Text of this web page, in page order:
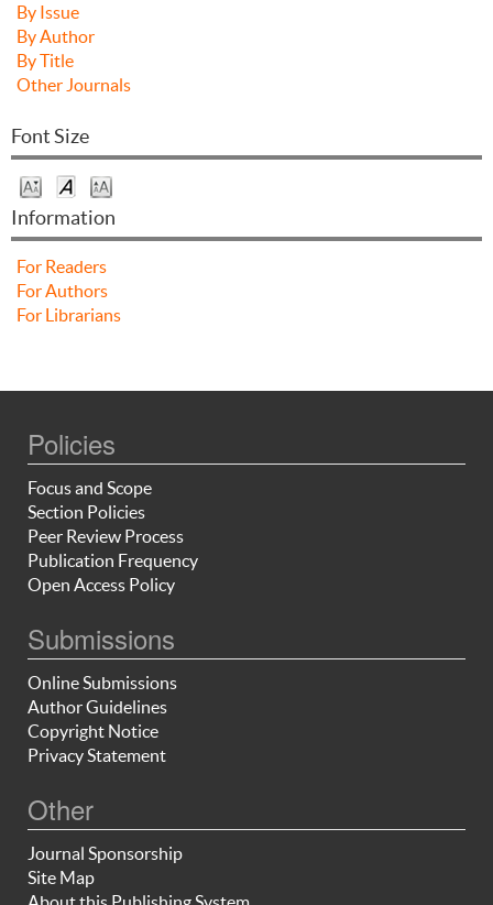
By Issue
By Author
By Title
Other Journals
Font Size
Information
For Readers
For Authors
For Librarians
Policies
Focus and Scope
Section Policies
Peer Review Process
Publication Frequency
Open Access Policy
Submissions
Online Submissions
Author Guidelines
Copyright Notice
Privacy Statement
Other
Journal Sponsorship
Site Map